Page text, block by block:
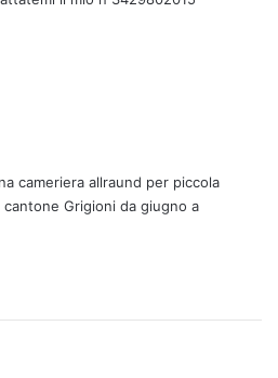
e
cameriera allraund per piccola
Grigioni da giugno a